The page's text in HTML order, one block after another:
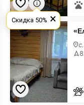
«Елань»
гостевой
дом
×
Скидка 50%